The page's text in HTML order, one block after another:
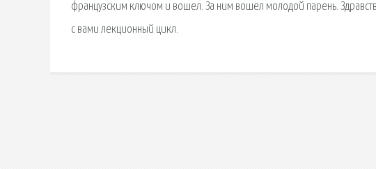
французским ключом и вошел. За ним вошел молодой парень.
с вами лекционный цикл.